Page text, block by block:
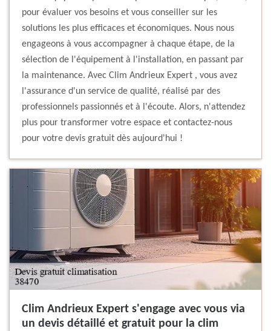
pour évaluer vos besoins et vous conseiller sur les
solutions les plus efficaces et économiques. Nous nous
engageons à vous accompagner à chaque étape, de la
sélection de l'équipement à l'installation, en passant par
la maintenance. Avec Clim Andrieux Expert , vous avez
l'assurance d'un service de qualité, réalisé par des
professionnels passionnés et à l'écoute. Alors, n'attendez
plus pour transformer votre espace et contactez-nous
pour votre devis gratuit dès aujourd'hui !
Clim Andrieux Expert s'engage avec vous via
un devis détaillé et gratuit pour la clim